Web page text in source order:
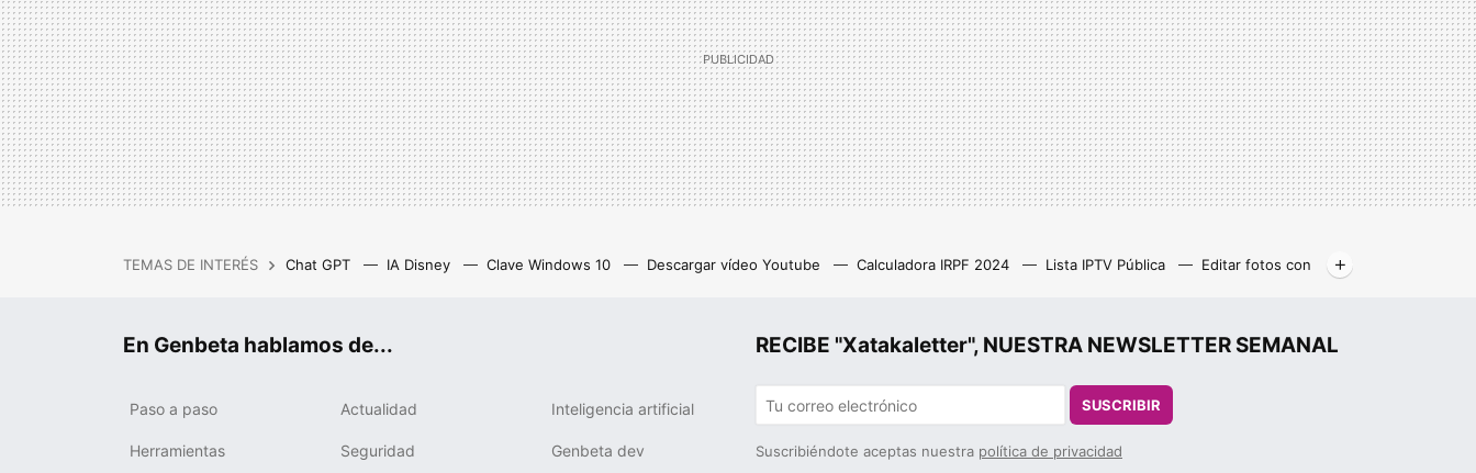
TEMAS DE INTERÉS Chat GPT IA Disney Clave Windows 10 Descargar vídeo Youtube Calculadora IRPF 2024 Lista IPTV Pública
Editar fotos con
RECIBE "Xatakaletter", NUESTRA NEWSLETTER SEMANAL
SUSCRIBIR
Suscribiéndote aceptas nuestra política de privacidad
En Genbeta hablamos de...
Paso a paso Actualidad Inteligencia artificial
Herramientas Seguridad Genbeta dev